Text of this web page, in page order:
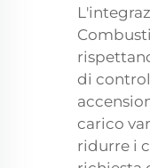
di
carico
ridurre i